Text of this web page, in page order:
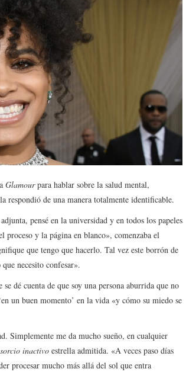
Glamourpara hablar sobre la salud mental,
respondió de una manera totalmente identificable.
pensé en la universidad y en todos los papeles
proceso y la página en blanco», comenzaba el
que tengo que hacerlo. Tal vez este borrón de
necesito confesar».
dé cuenta de que soy una persona aburrida que no
un buen momento’ en la vida «y cómo su miedo se
Simplemente me da mucho sueño, en cualquier
inactivo estrella admitida. «A veces paso días
procesar mucho más allá del sol que entra